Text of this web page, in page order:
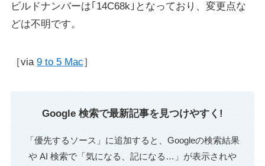
ビルドナンバーは｢14C68k｣となっており、変更点な
どは不明です。
［via 9 to 5 Mac］
Google 検索で最新記事を見つけやすく!
「優先するソース」に追加すると、Googleの検索結果
や AI 検索で「気になる、記になる…」が表示されや